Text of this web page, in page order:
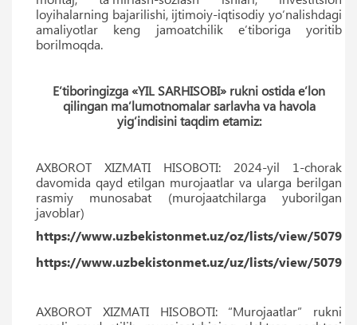
loyihalarning bajarilishi, ijtimoiy-iqtisodiy yo‘nalishdagi
amaliyotlar keng jamoatchilik e’tiboriga yoritib
borilmoqda.
E’tiboringizga «YIL SARHISOBI» rukni ostida e’lon
qilingan ma’lumotnomalar sarlavha va havola
yig‘indisini taqdim etamiz:
AXBOROT XIZMATI HISOBOTI: 2024-yil 1-chorak
davomida qayd etilgan murojaatlar va ularga berilgan
rasmiy munosabat (murojaatchilarga yuborilgan
javoblar)
https://www.uzbekistonmet.uz/oz/lists/view/5079
https://www.uzbekistonmet.uz/uz/lists/view/5079
AXBOROT XIZMATI HISOBOTI: “Murojaatlar” rukni